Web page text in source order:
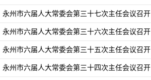
永州市六届人大常委会第三十七次主任会议召开
永州市六届人大常委会第三十六次主任会议召开
永州市六届人大常委会第三十五次主任会议召开
永州市六届人大常委会第三十四次主任会议召开